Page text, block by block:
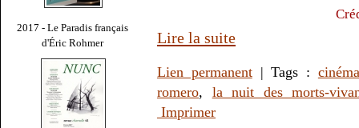
2017 - Le Paradis français
d'Éric Rohmer
Lire la suite
Lien permanent| Tags : cinéma
romero, la nuit des morts-
Imprimer